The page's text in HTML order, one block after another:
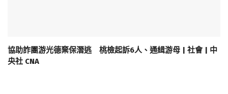
協助詐團游光德棄保潛逃 桃檢起訴6人、通緝游母 | 社會 | 中
央社 CNA